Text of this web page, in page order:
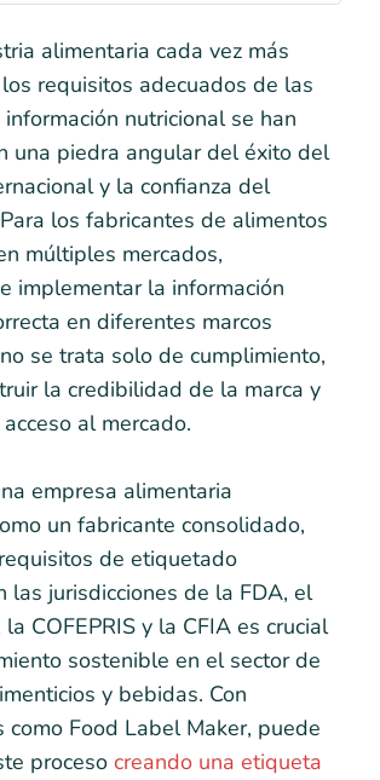
alimentaria cada vez más
requisitos adecuados de las
nutricional se han
una piedra angular del éxito del
y la confianza del
los fabricantes de alimentos
múltiples mercados,
implementar la información
en diferentes marcos
se trata solo de cumplimiento,
la credibilidad de la marca y
al mercado.
empresa alimentaria
un fabricante consolidado,
de etiquetado
las jurisdicciones de la FDA, el
COFEPRIS y la CFIA es crucial
sostenible en el sector de
y bebidas. Con
como Food Label Maker, puede
proceso creando una etiqueta